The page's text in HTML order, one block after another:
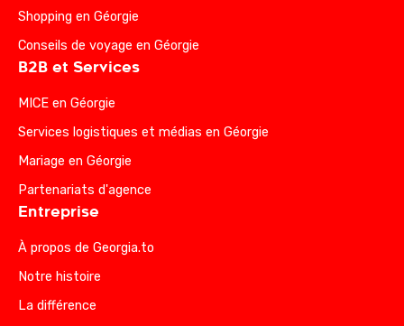
Shopping en Géorgie
Conseils de voyage en Géorgie
B2B et Services
MICE en Géorgie
Services logistiques et médias en Géorgie
Mariage en Géorgie
Partenariats d'agence
Entreprise
À propos de Georgia.to
Notre histoire
La différence